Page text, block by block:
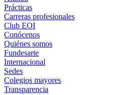
Prácticas
Carreras profesionales
Club EOI
Conócenos
Quiénes somos
Fundesarte
Internacional
Sedes
Colegios mayores
Transparencia